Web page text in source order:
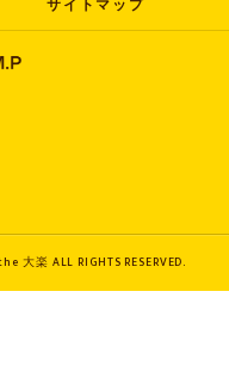
サイトマップ
大楽 ALL RIGHTS RESERVED.